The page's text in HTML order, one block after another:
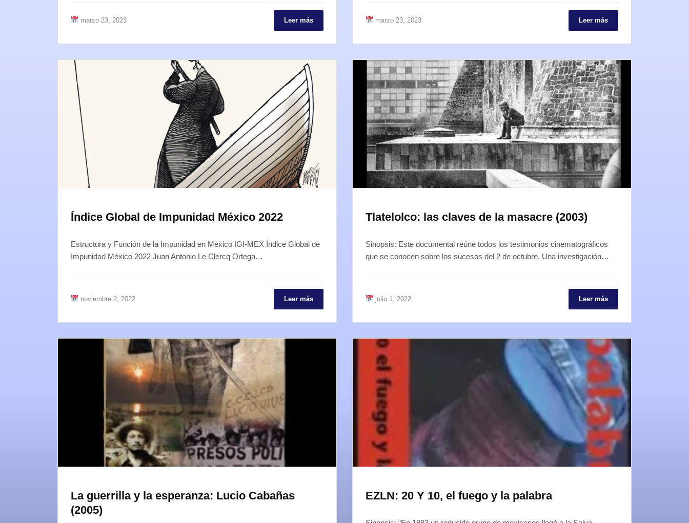
marzo 23, 2023 Leer más marzo 23, 2023 Leer más
Índice Global de Impunidad México 2022
Estructura y Función de la Impunidad en México IGI-MEX Índice Global de
Impunidad México 2022 Juan Antonio Le Clercq Ortega…
noviembre 2, 2022 Leer más
Tlatelolco: las claves de la masacre (2003)
Sinopsis: Este documental reúne todos los testimonios cinematográficos
que se conocen sobre los sucesos del 2 de octubre. Una investigación…
julio 1, 2022 Leer más
La guerrilla y la esperanza: Lucio Cabañas
(2005)
EZLN: 20 Y 10, el fuego y la palabra